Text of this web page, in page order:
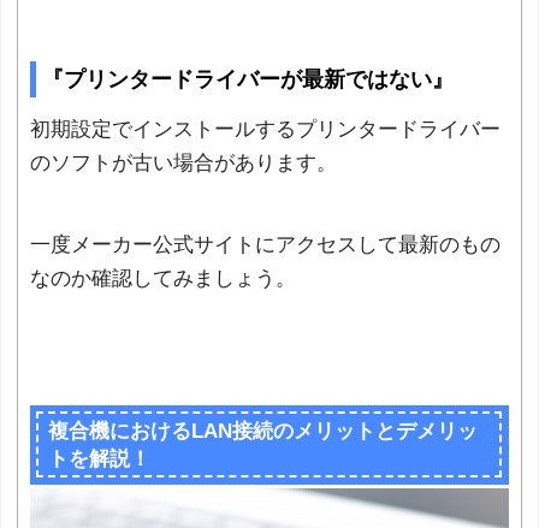
『プリンタードライバーが最新ではない』
初期設定でインストールするプリンタードライバー
のソフトが古い場合があります。
一度メーカー公式サイトにアクセスして最新のもの
なのか確認してみましょう。
複合機におけるLAN接続のメリットとデメリッ
トを解説！